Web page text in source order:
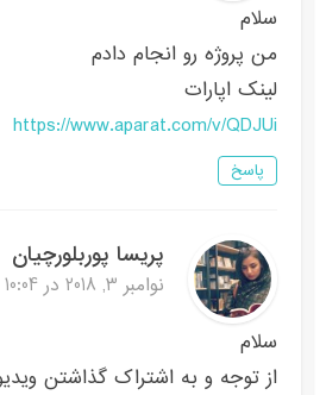
سلام
من پروژه رو انجام دادم
لینک اپارات
https://www.aparat.com/v/QDJUi
پاسخ
پریسا پوربلورچیان
نوامبر 3, 2018 در 10:04 ب.ظ
سلام
از توجه و به اشتراک گذاشتن